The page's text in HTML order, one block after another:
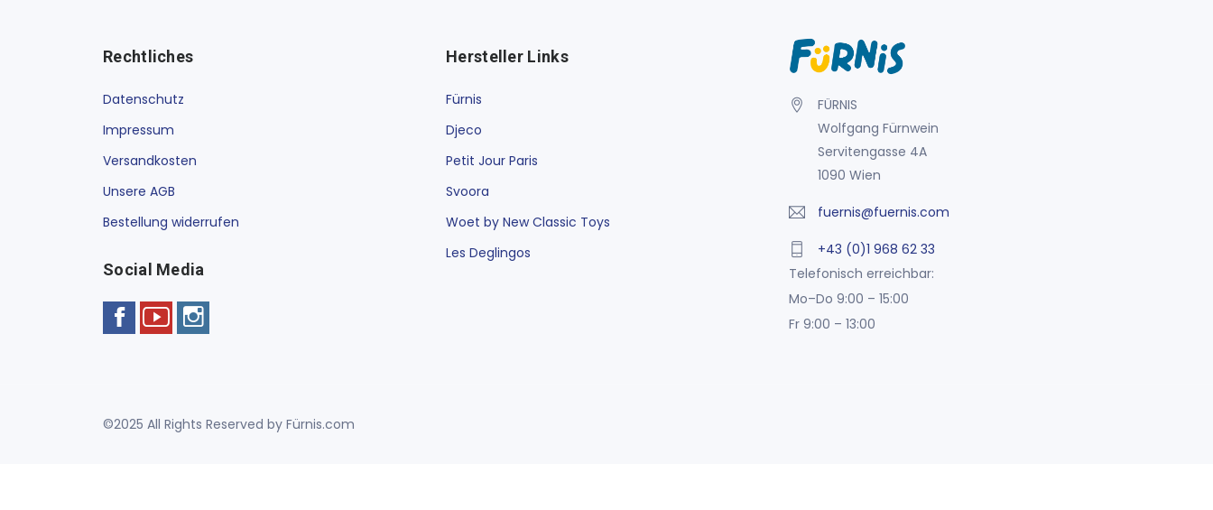
Rechtliches
Datenschutz
Impressum
Versandkosten
Unsere AGB
Bestellung widerrufen
Social Media
Hersteller Links
Fürnis
Djeco
Petit Jour Paris
Svoora
Woet by New Classic Toys
Les Deglingos
FÜRNIS
Wolfgang Fürnwein
Servitengasse 4A
1090 Wien
fuernis@fuernis.com
+43 (0)1 968 62 33
Telefonisch erreichbar:
Mo–Do 9:00 – 15:00
Fr 9:00 – 13:00
©2025 All Rights Reserved by Fürnis.com